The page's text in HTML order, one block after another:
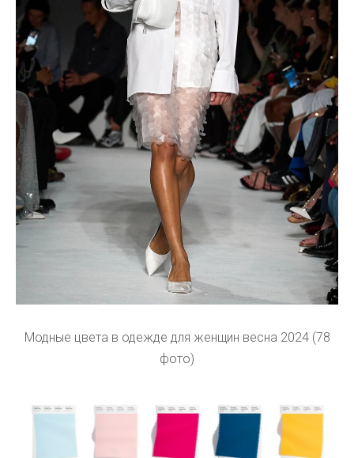
Модные цвета в одежде для женщин весна 2024 (78
фото)